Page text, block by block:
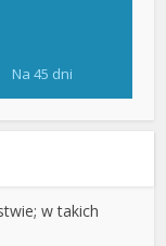
Na 45 dni
w takich